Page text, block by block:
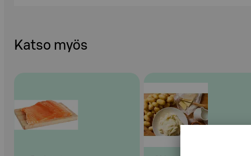
Katso myös